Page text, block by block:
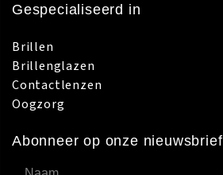
Gespecialiseerd in
Brillen
Brillenglazen
Contactlenzen
Oogzorg
Abonneer op onze nieuwsbrief